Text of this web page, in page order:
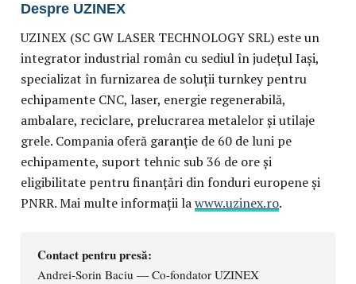
Despre UZINEX
UZINEX (SC GW LASER TECHNOLOGY SRL) este un
integrator industrial român cu sediul în județul Iași,
specializat în furnizarea de soluții turnkey pentru
echipamente CNC, laser, energie regenerabilă,
ambalare, reciclare, prelucrarea metalelor și utilaje
grele. Compania oferă garanție de 60 de luni pe
echipamente, suport tehnic sub 36 de ore și
eligibilitate pentru finanțări din fonduri europene și
PNRR. Mai multe informații lawww.uzinex.ro.
Contact pentru presă:
Andrei-Sorin Baciu — Co-fondator UZINEX